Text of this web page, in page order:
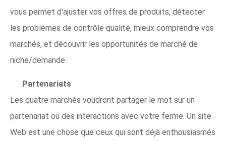
vous permet d'ajuster vos offres de produits, détecter
les problèmes de contrôle qualité, mieux comprendre vos
marchés, et découvrir les opportunités de marché de
niche/demande.
Partenariats
Les quatre marchés voudront partager le mot sur un
partenariat ou des interactions avec votre ferme. Un site
Web est une chose que ceux qui sont déjà enthousiasmés